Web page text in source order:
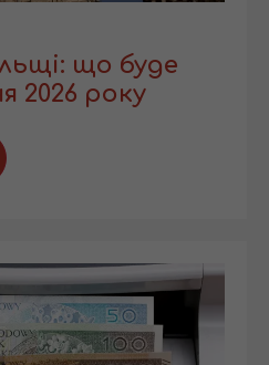
що буде
2026 року